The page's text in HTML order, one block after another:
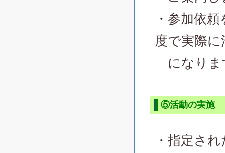
・参加依
度で実際
になりま
⑤活動の実施
・指定さ